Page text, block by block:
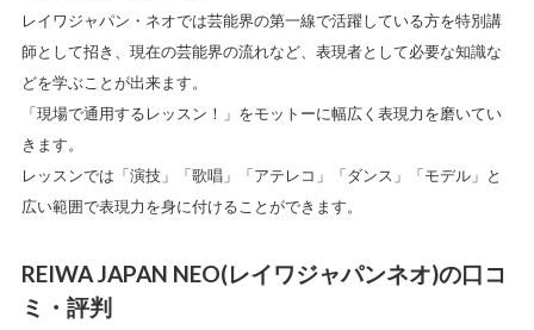
レイワジャパン・ネオでは芸能界の第一線で活躍している方を特別講
師として招き、現在の芸能界の流れなど、表現者として必要な知識な
どを学ぶことが出来ます。
「現場で通用するレッスン！」をモットーに幅広く表現力を磨いてい
きます。
レッスンでは「演技」「歌唱」「アテレコ」「ダンス」「モデル」と
広い範囲で表現力を身に付けることができます。
REIWA JAPAN NEO(レイワジャパンネオ)の口コ
ミ・評判